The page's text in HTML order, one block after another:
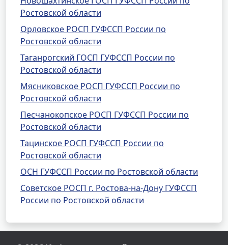
Ростовской области
Орловское РОСП ГУФССП России по
Ростовской области
Таганрогский ГОСП ГУФССП России по
Ростовской области
Мясниковское РОСП ГУФССП России по
Ростовской области
Песчанокопское РОСП ГУФССП России по
Ростовской области
Тацинское РОСП ГУФССП России по
Ростовской области
ОСН ГУФССП России по Ростовской области
Советское РОСП г. Ростова-на-Дону ГУФССП
России по Ростовской области